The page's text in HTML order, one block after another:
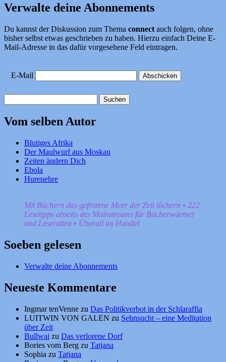
Verwalte deine Abonnements
Du kannst der Diskussion zum Thema connect auch folgen, ohne
bisher selbst etwas geschrieben zu haben. Hierzu einfach Deine E-
Mail-Adresse in das dafür vorgesehene Feld eintragen.
E-Mail
nach:
Vom selben Autor
Blutiges Afrika
Der Maulwurf aus Moskau
Zeiten ändern Dich
Ebola
Hurenehre
Mit Büchern das gefrorene Meer der Zeit löchern • 222
Lesetipps abseits des Mainstreams für Bücherwürmer
und Leseratten • Überall im Handel
Soeben gelesen
Verwalte deine Abonnements
Neueste Kommentare
Ingmar tenVenne zu Das Politikverbot in der Schlaraffia
LUITWIN VON GALEN zu Sehnsucht – eine Meditation
über Zeit
Bullwai zu Das verlorene Dorf
Bories vom Berg zu Tatjana
Sophia zu Tatjana